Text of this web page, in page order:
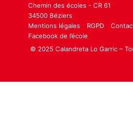
Chemin des écoles - CR 61
34500 Béziers
Mentions légales
RGPD
Facebook de l’école
© 2025 Calandreta Lo Garric –